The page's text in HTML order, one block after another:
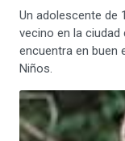
Un adolescente de
vecino en la
encuentra en buen
Niños.